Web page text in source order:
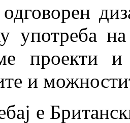
употреба
проекти
и
е